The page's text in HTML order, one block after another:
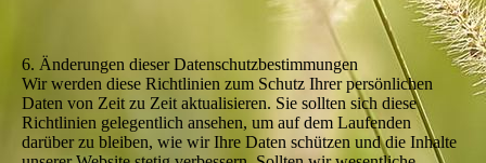
6. Änderungen dieser Datenschutzbestimmungen
Wir werden diese Richtlinien zum Schutz Ihrer persönlichen
Daten von Zeit zu Zeit aktualisieren. Sie sollten sich diese
Richtlinien gelegentlich ansehen, um auf dem Laufenden
darüber zu bleiben, wie wir Ihre Daten schützen und die Inhalte